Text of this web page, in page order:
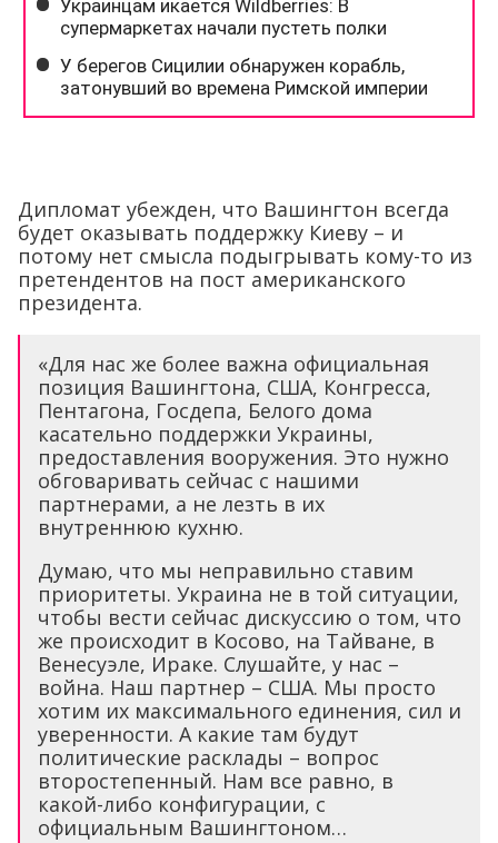
Дипломат убежден, что Вашингтон всегда
будет оказывать поддержку Киеву – и
потому нет смысла подыгрывать кому-то из
претендентов на пост американского
президента.
«Для нас же более важна официальная
позиция Вашингтона, США, Конгресса,
Пентагона, Госдепа, Белого дома
касательно поддержки Украины,
предоставления вооружения. Это нужно
обговаривать сейчас с нашими
партнерами, а не лезть в их
внутреннюю кухню.
Думаю, что мы неправильно ставим
приоритеты. Украина не в той ситуации,
чтобы вести сейчас дискуссию о том, что
же происходит в Косово, на Тайване, в
Венесуэле, Ираке. Слушайте, у нас –
война. Наш партнер – США. Мы просто
хотим их максимального единения, сил и
уверенности. А какие там будут
политические расклады – вопрос
второстепенный. Нам все равно, в
какой-либо конфигурации, с
официальным Вашингтоном…